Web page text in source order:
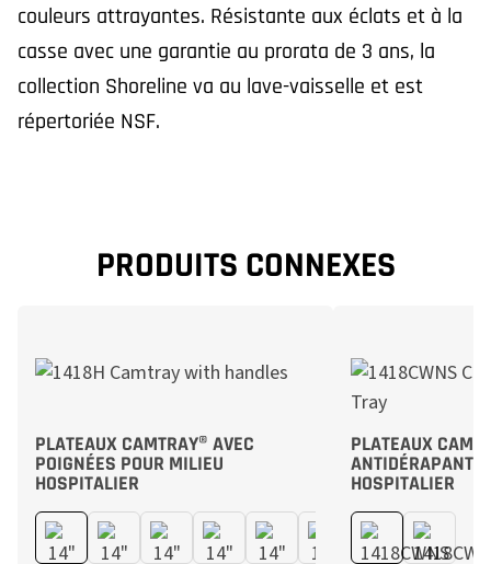
couleurs attrayantes. Résistante aux éclats et à la
casse avec une garantie au prorata de 3 ans, la
collection Shoreline va au lave-vaisselle et est
répertoriée NSF.
PRODUITS CONNEXES
PLATEAUX CAMTRAY® AVEC
POIGNÉES POUR MILIEU
HOSPITALIER
PLATEAUX
ANTIDÉRAPANTS
HOSPITALIER